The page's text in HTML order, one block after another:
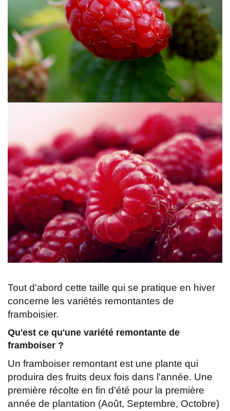
Tout d'abord cette taille qui se pratique en hiver
concerne les variétés remontantes de
framboisier.
Qu'est ce qu'une variété remontante de
framboiser ?
Un framboiser remontant est une plante qui
produira des fruits deux fois dans l'année. Une
première récolte en fin d'été pour la première
année de plantation (Août, Septembre, Octobre)